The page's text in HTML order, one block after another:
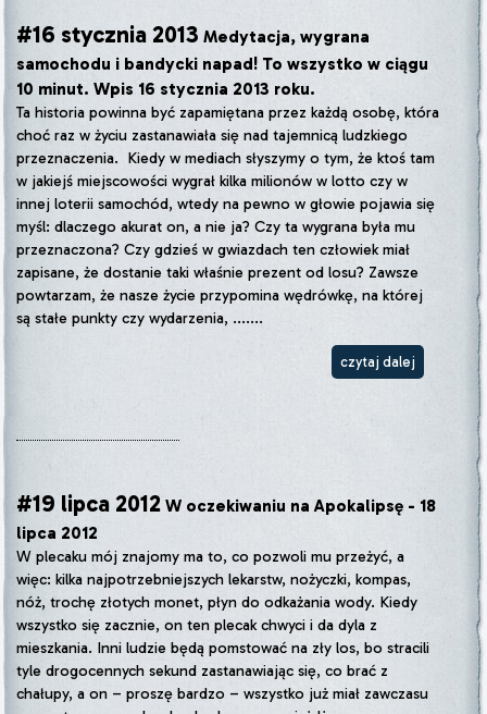
#16 stycznia 2013 Medytacja, wygrana
samochodu i bandycki napad! To wszystko w ciągu
10 minut. Wpis 16 stycznia 2013 roku.
Ta historia powinna być zapamiętana przez każdą osobę, która
choć raz w życiu zastanawiała się nad tajemnicą ludzkiego
przeznaczenia. Kiedy w mediach słyszymy o tym, że ktoś tam
w jakiejś miejscowości wygrał kilka milionów w lotto czy w
innej loterii samochód, wtedy na pewno w głowie pojawia się
myśl: dlaczego akurat on, a nie ja? Czy ta wygrana była mu
przeznaczona? Czy gdzieś w gwiazdach ten człowiek miał
zapisane, że dostanie taki właśnie prezent od losu? Zawsze
powtarzam, że nasze życie przypomina wędrówkę, na której
są stałe punkty czy wydarzenia, .......
czytaj dalej
#19 lipca 2012 W oczekiwaniu na Apokalipsę - 18
lipca 2012
W plecaku mój znajomy ma to, co pozwoli mu przeżyć, a
więc: kilka najpotrzebniejszych lekarstw, nożyczki, kompas,
nóż, trochę złotych monet, płyn do odkażania wody. Kiedy
wszystko się zacznie, on ten plecak chwyci i da dyla z
mieszkania. Inni ludzie będą pomstować na zły los, bo stracili
tyle drogocennych sekund zastanawiając się, co brać z
chałupy, a on – proszę bardzo – wszystko już miał zawczasu